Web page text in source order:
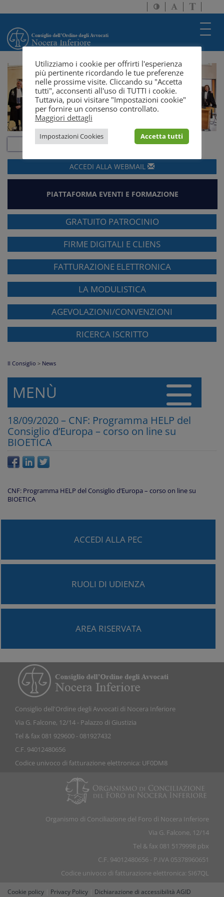
Attiva/disattiva
alto
Attiva/
dimensione
a
solo
ACCEDI ALLA WEBMAIL
PIATTAFORMA EVENTI E FORMAZIONE
GRATUITO PATROCINIO
FIRME DIGITALI E CLIENS
FATTURAZIONE ELETTRONICA
LA MODULISTICA
AGEVOLAZIONI/CONVENZIONI
RICERCA ISCRITTO
Il Consiglio > News
MENÙ
18/09/2020 – CNF: Programma HELP del
Consiglio d’Europa – corso on line su
BIOETICA
CNF: Programma HELP del Consiglio d’Europa – corso on line su
BIOETICA
ACCEDI ALLA PEC
RUOLI DI UDIENZA
AREA RISERVATA
Consiglio dell'Ordine degli Avvocati di Nocera Inferiore
Via G. Falcone, 12/14 - Palazzo di Giustizia
Tel & fax 081 929600 - 081927432
C.F. 94012480656
Codice univoco di fatturazione elettronica: UF0DM8
Organismo di Conciliazione del Foro di Nocera Inferiore
Via G. Falcone, 12/14
Tel & fax 081 5179998 pbx
C.F. 94012480656 - P.IVA 05378960651
Codice univoco di fatturazione elettronica: SI67QL
Cookie policy Privacy Policy Dichiarazione di accessibilità AGID
Utilizziamo i cookie per offrirti l'esperienza
più pertinente ricordando le tue preferenze
nelle prossime visite. Cliccando su "Accetta
tutti", acconsenti all'uso di TUTTI i cookie.
Tuttavia, puoi visitare "Impostazioni cookie"
per fornire un consenso controllato.
Maggiori dettagli
Impostazioni Cookies Accetta tutti